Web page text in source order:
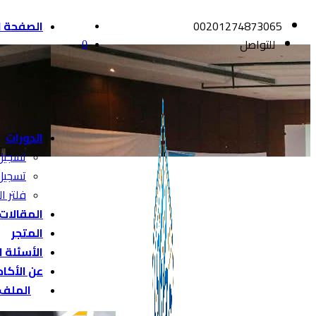
00201274873065
للتواصل
0
الصفحة
الدورات
فلتر
المتجر
عن